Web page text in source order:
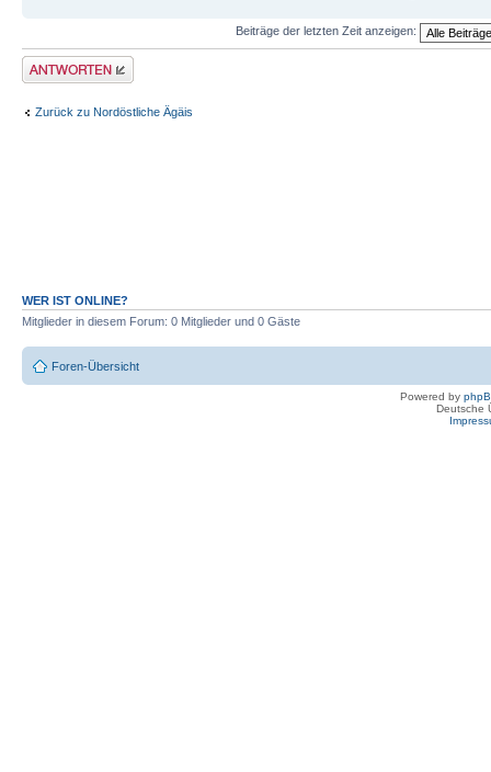
Beiträge der letzten Zeit anzeigen:
Antwort erstellen
Zurück zu Nordöstliche Ägäis
WER IST ONLINE?
Mitglieder in diesem Forum: 0 Mitglieder und 0 Gäste
Foren-Übersicht
Powered by
Deutsche